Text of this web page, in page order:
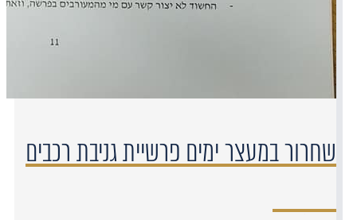
שחרור במעצר ימים פרשיית גניבת רכבים